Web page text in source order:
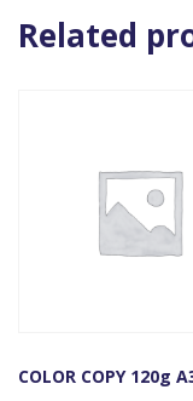
quantity
Related
COLOR COPY 120g